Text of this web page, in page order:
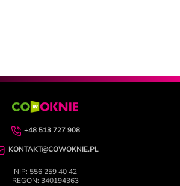
+48 513 727 908
KONTAKT@COWOKNIE.PL
NIP: 556 259 40 42
REGON: 340194363